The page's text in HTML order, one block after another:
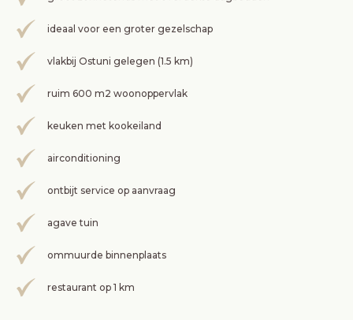
ideaal voor een groter gezelschap
vlakbij Ostuni gelegen (1.5 km)
ruim 600 m2 woonoppervlak
keuken met kookeiland
airconditioning
ontbijt service op aanvraag
agave tuin
ommuurde binnenplaats
restaurant op 1 km